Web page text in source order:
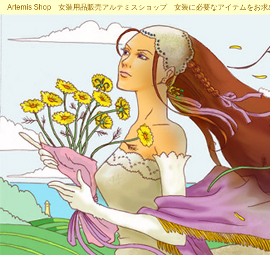
Artemis Shop 女装用品販売アルテミスショップ 女装に必要なアイテムをお求